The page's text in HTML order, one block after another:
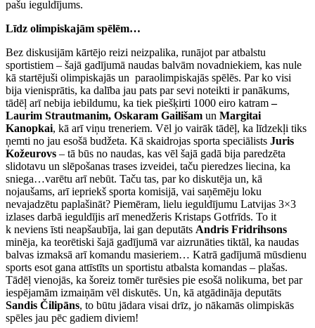
pašu ieguldījums.
Līdz olimpiskajām spēlēm…
Bez diskusijām kārtējo reizi neizpalika, runājot par atbalstu
sportistiem – šajā gadījumā naudas balvām novadniekiem, kas nule
kā startējuši olimpiskajās un paraolimpiskajās spēlēs. Par ko visi
bija vienisprātis, ka dalība jau pats par sevi noteikti ir panākums,
tādēļ arī nebija iebildumu, ka tiek piešķirti 1000 eiro katram–
Laurim Strautmanim, Oskaram Gailišam un Margitai
Kanopkai, kā arī viņu treneriem. Vēl jo vairāk tādēļ, ka līdzekļi tiks
ņemti no jau esošā budžeta. Kā skaidrojas sporta speciālists Juris
Kožeurovs – tā būs no naudas, kas vēl šajā gadā bija paredzēta
slidotavu un slēpošanas trases izveidei, taču pieredzes liecina, ka
sniega…varētu arī nebūt. Taču tas, par ko diskutēja un, kā
nojaušams, arī iepriekš sporta komisijā, vai saņēmēju loku
nevajadzētu paplašināt? Piemēram, lielu ieguldījumu Latvijas 3×3
izlases darbā ieguldījis arī menedžeris Kristaps Gotfrīds. To it
k neviens īsti neapšaubīja, lai gan deputāts Andris Fridrihsons
minēja, ka teorētiski šajā gadījumā var aizrunāties tiktāl, ka naudas
balvas izmaksā arī komandu masieriem… Katrā gadījumā mūsdienu
sports esot gana attīstīts un sportistu atbalsta komandas – plašas.
Tādēļ vienojās, ka šoreiz tomēr turēsies pie esošā nolikuma, bet par
iespējamām izmaiņām vēl diskutēs. Un, kā atgādināja deputāts
Sandis Čilipāns, to būtu jādara visai drīz, jo nākamās olimpiskās
spēles jau pēc gadiem diviem!